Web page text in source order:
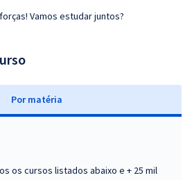
Vamos estudar juntos?
Por matéria
os cursos listados abaixo e + 25 mil